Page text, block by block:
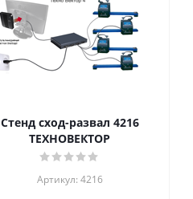
Стенд сход-развал 4216
ТЕХНОВЕКТОР
Артикул: 4216